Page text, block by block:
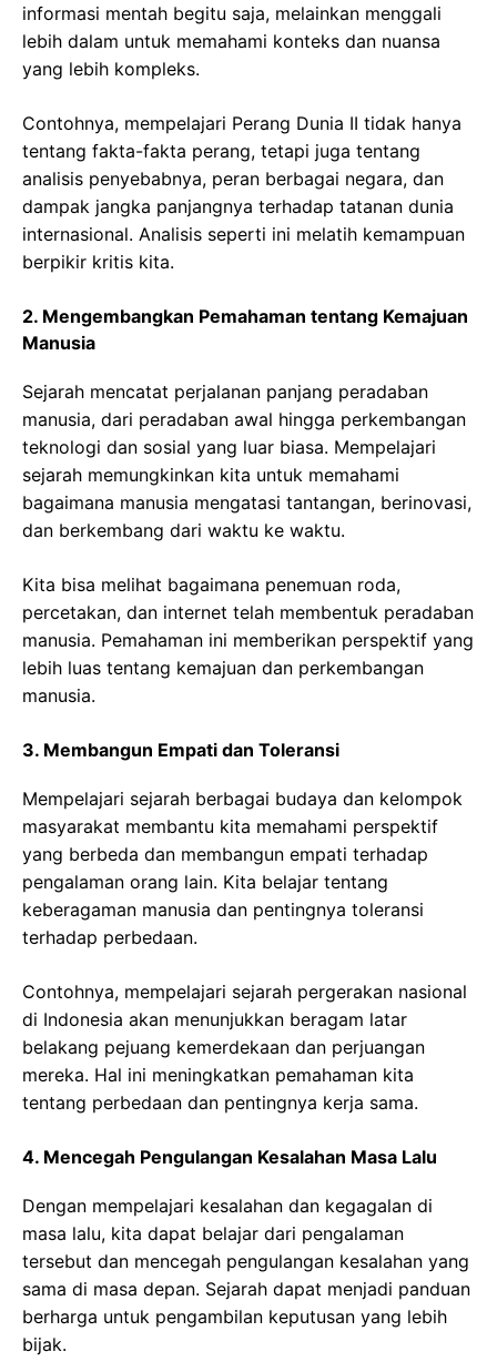
informasi mentah begitu saja, melainkan menggali
lebih dalam untuk memahami konteks dan nuansa
yang lebih kompleks.
Contohnya, mempelajari Perang Dunia II tidak hanya
tentang fakta-fakta perang, tetapi juga tentang
analisis penyebabnya, peran berbagai negara, dan
dampak jangka panjangnya terhadap tatanan dunia
internasional. Analisis seperti ini melatih kemampuan
berpikir kritis kita.
2. Mengembangkan Pemahaman tentang Kemajuan
Manusia
Sejarah mencatat perjalanan panjang peradaban
manusia, dari peradaban awal hingga perkembangan
teknologi dan sosial yang luar biasa. Mempelajari
sejarah memungkinkan kita untuk memahami
bagaimana manusia mengatasi tantangan, berinovasi,
dan berkembang dari waktu ke waktu.
Kita bisa melihat bagaimana penemuan roda,
percetakan, dan internet telah membentuk peradaban
manusia. Pemahaman ini memberikan perspektif yang
lebih luas tentang kemajuan dan perkembangan
manusia.
3. Membangun Empati dan Toleransi
Mempelajari sejarah berbagai budaya dan kelompok
masyarakat membantu kita memahami perspektif
yang berbeda dan membangun empati terhadap
pengalaman orang lain. Kita belajar tentang
keberagaman manusia dan pentingnya toleransi
terhadap perbedaan.
Contohnya, mempelajari sejarah pergerakan nasional
di Indonesia akan menunjukkan beragam latar
belakang pejuang kemerdekaan dan perjuangan
mereka. Hal ini meningkatkan pemahaman kita
tentang perbedaan dan pentingnya kerja sama.
4. Mencegah Pengulangan Kesalahan Masa Lalu
Dengan mempelajari kesalahan dan kegagalan di
masa lalu, kita dapat belajar dari pengalaman
tersebut dan mencegah pengulangan kesalahan yang
sama di masa depan. Sejarah dapat menjadi panduan
berharga untuk pengambilan keputusan yang lebih
bijak.